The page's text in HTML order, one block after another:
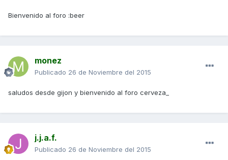
Bienvenido al foro :beer
monez
Publicado 26 de Noviembre del 2015
saludos desde gijon y bienvenido al foro cerveza_
j.j.a.f.
Publicado 26 de Noviembre del 2015